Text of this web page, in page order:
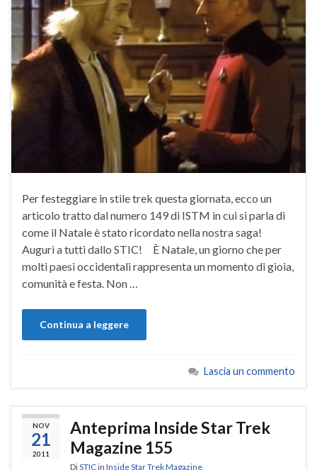
Per festeggiare in stile trek questa giornata, ecco un
articolo tratto dal numero 149 di ISTM in cui si parla di
come il Natale è stato ricordato nella nostra saga!
Auguri a tutti dallo STIC! È Natale, un giorno che per
molti paesi occidentali rappresenta un momento di gioia,
comunità e festa. Non …
Continua a leggere
Lascia un commento
NOV
21
2011
Anteprima Inside Star Trek
Magazine 155
DiSTICin Inside Star Trek Magazine